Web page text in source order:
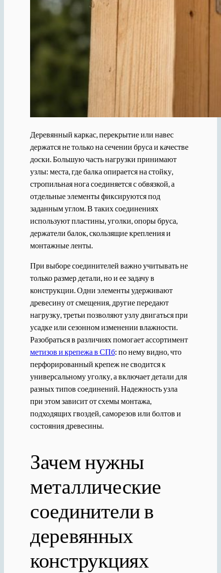
Деревянный каркас, перекрытие или навес
держатся не только на сечении бруса и качестве
доски. Большую часть нагрузки принимают
узлы: места, где балка опирается на стойку,
стропильная нога соединяется с обвязкой, а
отдельные элементы фиксируются под
заданным углом. В таких соединениях
используют пластины, уголки, опоры бруса,
держатели балок, скользящие крепления и
монтажные ленты.
При выборе соединителей важно учитывать не
только размер детали, но и ее задачу в
конструкции. Одни элементы удерживают
древесину от смещения, другие передают
нагрузку, третьи позволяют узлу двигаться при
усадке или сезонном изменении влажности.
Разобраться в различиях помогает ассортимент
метизов и крепежа в СПб: по нему видно, что
перфорированный крепеж не сводится к
универсальному уголку, а включает детали для
разных типов соединений. Надежность узла
при этом зависит от схемы монтажа,
подходящих гвоздей, саморезов или болтов и
состояния древесины.
Зачем нужны
металлические
соединители в
деревянных
конструкциях